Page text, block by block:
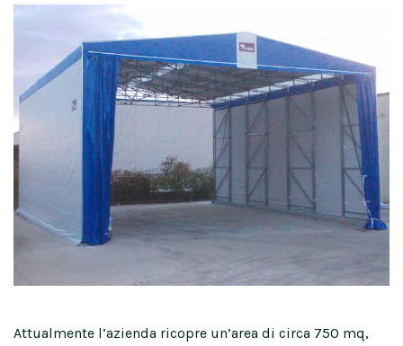
Attualmente l’azienda ricopre un’area di circa 750 mq,